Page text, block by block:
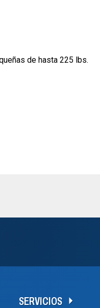
de hasta 225 lbs.
SERVICIOS